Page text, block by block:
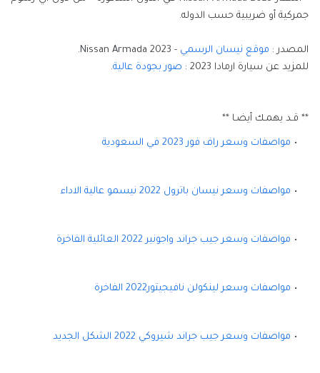
جمركية أو ضريبية حسب الدوله.
المصدر : موقع نيسان الرسمي - 2023 Nissan Armada.
للمزيد عن سيارة ارمادا 2023 :
صور بجودة عالية.
** قـد يهمـك أيضـا **
مواصفات وسعر راف فور 2023 في السعودية
مواصفات وسعر نيسان باترول 2022 نيسمو عالية الاداء
مواصفات وسعر جيب جراند واجونير 2022 العائلية الفاخرة
مواصفات وسعر لينكولن نافيجيتور2022 الفاخرة
مواصفات وسعر جيب جراند شيروكي 2022 الشكل الجديد